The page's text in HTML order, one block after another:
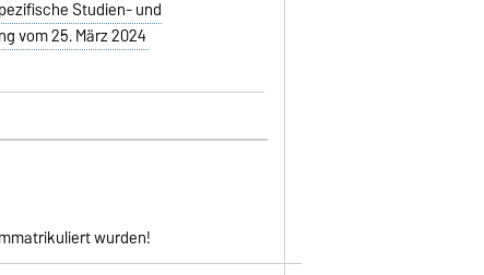
Studien- und
vom 25. März 2024
wurden!